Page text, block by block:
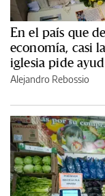
En el país que
economía, casi
iglesia pide
Alejandro Rebossio